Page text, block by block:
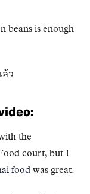
beans is enough
ล้ว
the
court, but I
food was great.